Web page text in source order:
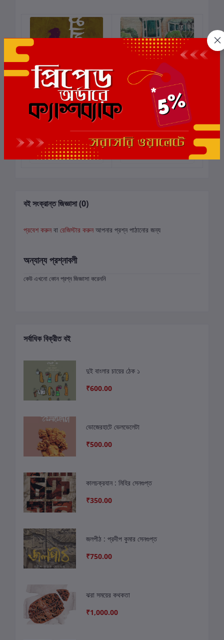
কার্টে যোগ করুন
মাইহারনামা
কৌশিক বন্দ্যোপাধ্যায়
₹1,000.00
কার্টে যোগ করুন
সাগর পারের স্বরলিপি
লেখক:রাহুল রায়
₹400.00
বই সংক্রান্ত জিজ্ঞাসা (0)
প্রবেশ করুন বা রেজিস্টার করুন আপনার প্রশ্ন পাঠানোর জন্য
অন্যান্য প্রশ্নাবলী
কেউ এখনো কোন প্রশ্ন জিজ্ঞাসা করেননি
সর্বাধিক বিক্রীত বই
দুই বাংলার চায়ের ঠেক ১
₹600.00
ভোজেরহাটে ভেলভেলেটা
₹500.00
কালচক্রযান : মিহির সেনগুপ্ত
₹350.00
জলপীঠ : প্রদীপ কুমার সেনগুপ্ত
₹750.00
ঝরা সময়ের কথকতা
₹1,000.00